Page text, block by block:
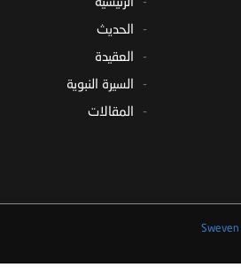
الرئيسية
الحديث
العقيدة
السيرة النبوية
المقالات